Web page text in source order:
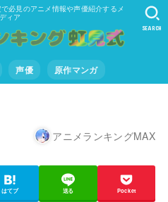
必見のアニメ情報や声優紹介するメ
ディア
声優 原作マンガ
SEARCH
アニメランキングMAX
はてブ 送る Pocket